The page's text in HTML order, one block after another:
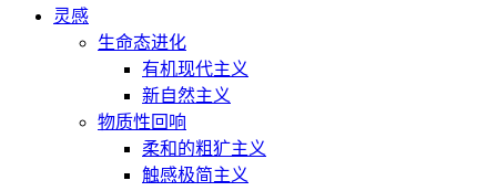
灵感
生命态进化
有机现代主义
新自然主义
物质性回响
柔和的粗犷主义
触感极简主义